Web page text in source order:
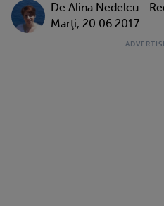
De Alina Nedelcu -
Marţi, 20.06.2017